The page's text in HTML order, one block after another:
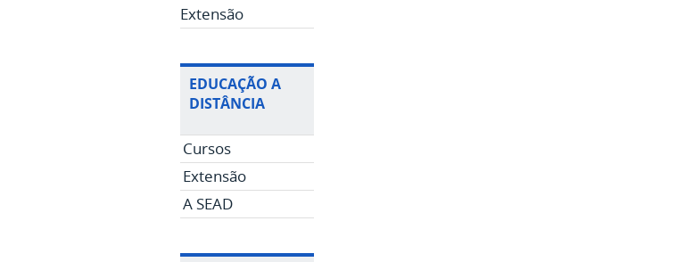
Extensão
EDUCAÇÃO A
DISTÂNCIA
Cursos
Extensão
A SEAD